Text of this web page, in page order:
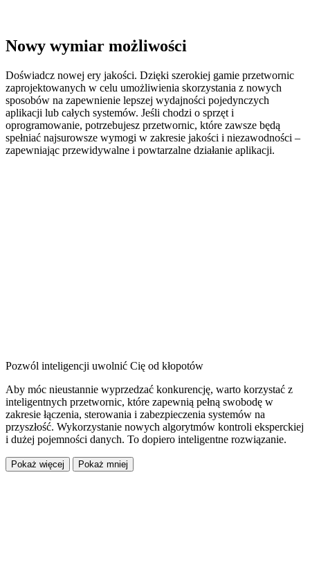
Nowy wymiar możliwości
Doświadcz nowej ery jakości. Dzięki szerokiej gamie przetwornic
zaprojektowanych w celu umożliwienia skorzystania z nowych
sposobów na zapewnienie lepszej wydajności pojedynczych
aplikacji lub całych systemów. Jeśli chodzi o sprzęt i
oprogramowanie, potrzebujesz przetwornic, które zawsze będą
spełniać najsurowsze wymogi w zakresie jakości i niezawodności –
zapewniając przewidywalne i powtarzalne działanie aplikacji.
Pozwól inteligencji uwolnić Cię od kłopotów
Aby móc nieustannie wyprzedzać konkurencję, warto korzystać z
inteligentnych przetwornic, które zapewnią pełną swobodę w
zakresie łączenia, sterowania i zabezpieczenia systemów na
przyszłość. Wykorzystanie nowych algorytmów kontroli eksperckiej
i dużej pojemności danych. To dopiero inteligentne rozwiązanie.
Pokaż więcej Pokaż mniej